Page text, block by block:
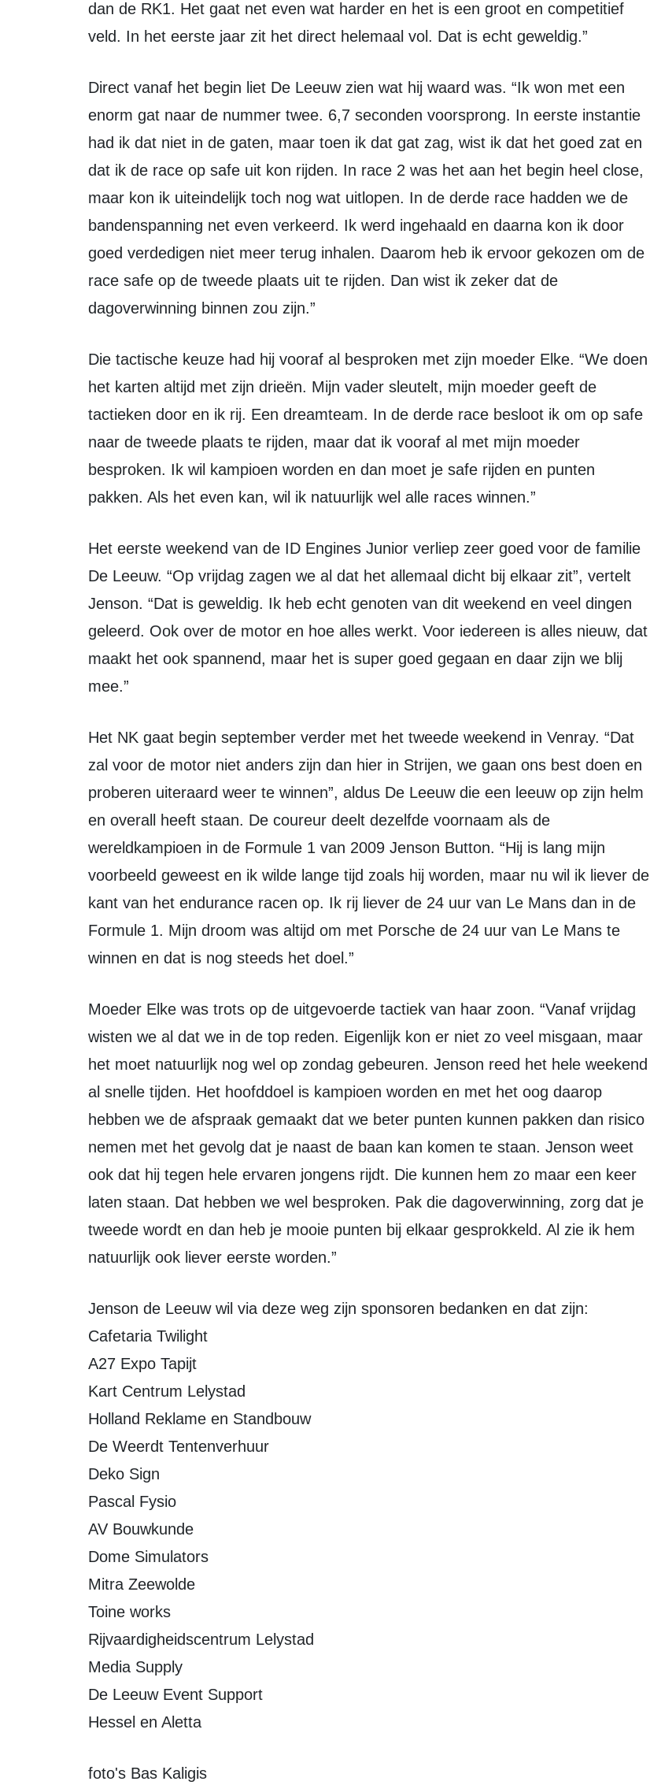
dan de RK1. Het gaat net even wat harder en het is een groot en competitief
veld. In het eerste jaar zit het direct helemaal vol. Dat is echt geweldig.”
Direct vanaf het begin liet De Leeuw zien wat hij waard was. “Ik won met een
enorm gat naar de nummer twee. 6,7 seconden voorsprong. In eerste instantie
had ik dat niet in de gaten, maar toen ik dat gat zag, wist ik dat het goed zat en
dat ik de race op safe uit kon rijden. In race 2 was het aan het begin heel close,
maar kon ik uiteindelijk toch nog wat uitlopen. In de derde race hadden we de
bandenspanning net even verkeerd. Ik werd ingehaald en daarna kon ik door
goed verdedigen niet meer terug inhalen. Daarom heb ik ervoor gekozen om de
race safe op de tweede plaats uit te rijden. Dan wist ik zeker dat de
dagoverwinning binnen zou zijn.”
Die tactische keuze had hij vooraf al besproken met zijn moeder Elke. “We doen
het karten altijd met zijn drieën. Mijn vader sleutelt, mijn moeder geeft de
tactieken door en ik rij. Een dreamteam. In de derde race besloot ik om op safe
naar de tweede plaats te rijden, maar dat ik vooraf al met mijn moeder
besproken. Ik wil kampioen worden en dan moet je safe rijden en punten
pakken. Als het even kan, wil ik natuurlijk wel alle races winnen.”
Het eerste weekend van de ID Engines Junior verliep zeer goed voor de familie
De Leeuw. “Op vrijdag zagen we al dat het allemaal dicht bij elkaar zit”, vertelt
Jenson. “Dat is geweldig. Ik heb echt genoten van dit weekend en veel dingen
geleerd. Ook over de motor en hoe alles werkt. Voor iedereen is alles nieuw, dat
maakt het ook spannend, maar het is super goed gegaan en daar zijn we blij
mee.”
Het NK gaat begin september verder met het tweede weekend in Venray. “Dat
zal voor de motor niet anders zijn dan hier in Strijen, we gaan ons best doen en
proberen uiteraard weer te winnen”, aldus De Leeuw die een leeuw op zijn helm
en overall heeft staan. De coureur deelt dezelfde voornaam als de
wereldkampioen in de Formule 1 van 2009 Jenson Button. “Hij is lang mijn
voorbeeld geweest en ik wilde lange tijd zoals hij worden, maar nu wil ik liever de
kant van het endurance racen op. Ik rij liever de 24 uur van Le Mans dan in de
Formule 1. Mijn droom was altijd om met Porsche de 24 uur van Le Mans te
winnen en dat is nog steeds het doel.”
Moeder Elke was trots op de uitgevoerde tactiek van haar zoon. “Vanaf vrijdag
wisten we al dat we in de top reden. Eigenlijk kon er niet zo veel misgaan, maar
het moet natuurlijk nog wel op zondag gebeuren. Jenson reed het hele weekend
al snelle tijden. Het hoofddoel is kampioen worden en met het oog daarop
hebben we de afspraak gemaakt dat we beter punten kunnen pakken dan risico
nemen met het gevolg dat je naast de baan kan komen te staan. Jenson weet
ook dat hij tegen hele ervaren jongens rijdt. Die kunnen hem zo maar een keer
laten staan. Dat hebben we wel besproken. Pak die dagoverwinning, zorg dat je
tweede wordt en dan heb je mooie punten bij elkaar gesprokkeld. Al zie ik hem
natuurlijk ook liever eerste worden.”
Jenson de Leeuw wil via deze weg zijn sponsoren bedanken en dat zijn:
Cafetaria Twilight
A27 Expo Tapijt
Kart Centrum Lelystad
Holland Reklame en Standbouw
De Weerdt Tentenverhuur
Deko Sign
Pascal Fysio
AV Bouwkunde
Dome Simulators
Mitra Zeewolde
Toine works
Rijvaardigheidscentrum Lelystad
Media Supply
De Leeuw Event Support
Hessel en Aletta
foto's Bas Kaligis